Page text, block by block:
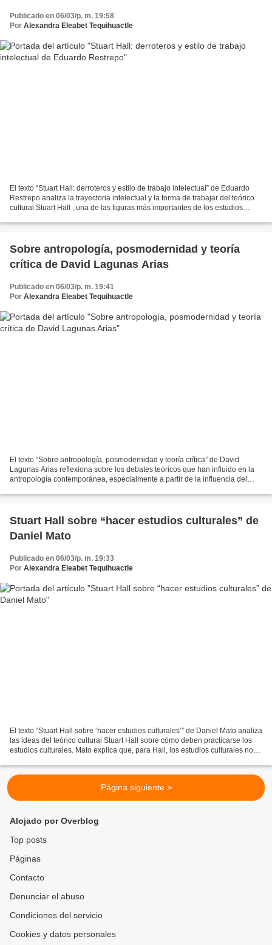
Publicado en 06/03/p. m. 19:58
Por Alexandra Eleabet Tequihuactle
El texto “Stuart Hall: derroteros y estilo de trabajo intelectual” de Eduardo
Restrepo analiza la trayectoria intelectual y la forma de trabajar del teórico
cultural Stuart Hall , una de las figuras más importantes de los estudios
Sobre antropología, posmodernidad y teoría
crítica de David Lagunas Arias
Publicado en 06/03/p. m. 19:41
Por Alexandra Eleabet Tequihuactle
El texto “Sobre antropología, posmodernidad y teoría crítica” de David
Lagunas Arias reflexiona sobre los debates teóricos que han influido en la
antropología contemporánea, especialmente a partir de la influencia del
Stuart Hall sobre “hacer estudios culturales” de
Daniel Mato
Publicado en 06/03/p. m. 19:33
Por Alexandra Eleabet Tequihuactle
El texto “Stuart Hall sobre ‘hacer estudios culturales’” de Daniel Mato analiza
las ideas del teórico cultural Stuart Hall sobre cómo deben practicarse los
estudios culturales. Mato explica que, para Hall, los estudios culturales no
Página siguiente >
Alojado por Overblog
Top posts
Páginas
Contacto
Denunciar el abuso
Condiciones del servicio
Cookies y datos personales